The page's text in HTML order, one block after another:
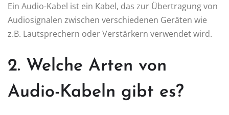
Ein Audio-Kabel ist ein Kabel, das zur Übertragung von
Audiosignalen zwischen verschiedenen Geräten wie
z.B. Lautsprechern oder Verstärkern verwendet wird.
2. Welche Arten von
Audio-Kabeln gibt es?